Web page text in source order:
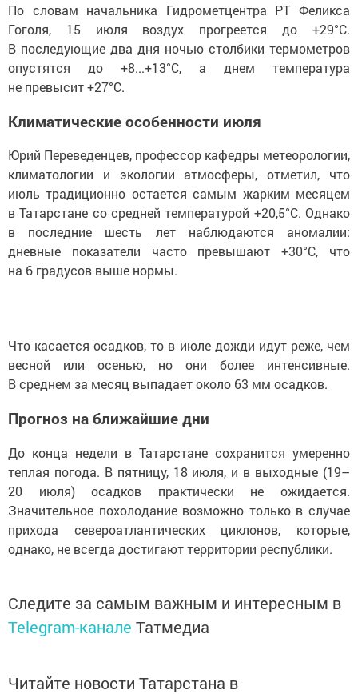
По словам начальника Гидрометцентра РТ Феликса
Гоголя, 15 июля воздух прогреется до +29°C.
В последующие два дня ночью столбики термометров
опустятся до +8...+13°C, а днем температура
не превысит +27°C.
Климатические особенности июля
Юрий Переведенцев, профессор кафедры метеорологии,
климатологии и экологии атмосферы, отметил, что
июль традиционно остается самым жарким месяцем
в Татарстане со средней температурой +20,5°C. Однако
в последние шесть лет наблюдаются аномалии:
дневные показатели часто превышают +30°C, что
на 6 градусов выше нормы.
Что касается осадков, то в июле дожди идут реже, чем
весной или осенью, но они более интенсивные.
В среднем за месяц выпадает около 63 мм осадков.
Прогноз на ближайшие дни
До конца недели в Татарстане сохранится умеренно
теплая погода. В пятницу, 18 июля, и в выходные (19–
20 июля) осадков практически не ожидается.
Значительное похолодание возможно только в случае
прихода североатлантических циклонов, которые,
однако, не всегда достигают территории республики.
Следите за самым важным и интересным в
Telegram-канале Татмедиа
Читайте новости Татарстана в